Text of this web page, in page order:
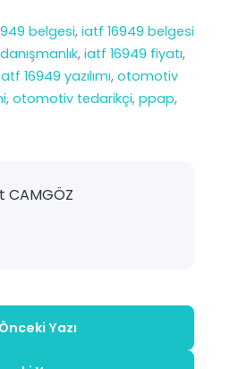
belgesi, iatf 16949 belgesi
, iatf 16949 fiyatı
16949 yazılımı, otomotiv
, otomotiv tedarikçi, ppap
CAMGÖZ
Yazı